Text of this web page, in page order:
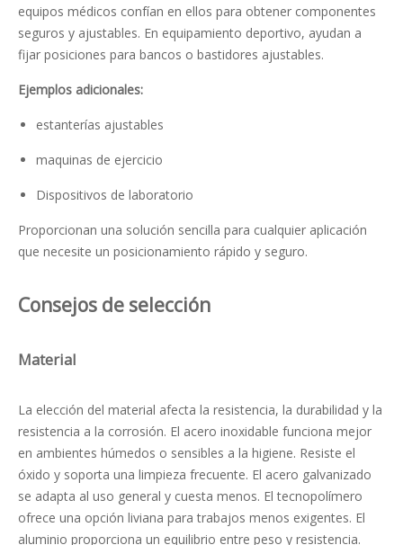
equipos médicos confían en ellos para obtener componentes
seguros y ajustables. En equipamiento deportivo, ayudan a
fijar posiciones para bancos o bastidores ajustables.
Ejemplos adicionales:
estanterías ajustables
maquinas de ejercicio
Dispositivos de laboratorio
Proporcionan una solución sencilla para cualquier aplicación
que necesite un posicionamiento rápido y seguro.
Consejos de selección
Material
La elección del material afecta la resistencia, la durabilidad y la
resistencia a la corrosión. El acero inoxidable funciona mejor
en ambientes húmedos o sensibles a la higiene. Resiste el
óxido y soporta una limpieza frecuente. El acero galvanizado
se adapta al uso general y cuesta menos. El tecnopolímero
ofrece una opción liviana para trabajos menos exigentes. El
aluminio proporciona un equilibrio entre peso y resistencia.